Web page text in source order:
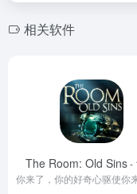
相关软件
The Room: Old Sins-